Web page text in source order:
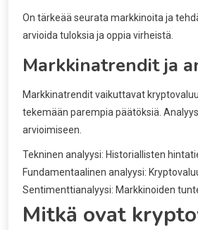
On tärkeää seurata markkinoita ja
arvioida tuloksia ja oppia virheistä.
Markkinatrendit ja
Markkinatrendit vaikuttavat
tekemään parempia päätöksiä.
arvioimiseen.
Tekninen analyysi: Historiallisten
Fundamentaalinen analyysi:
Sentimenttianalyysi: Markkinoiden
Mitkä ovat